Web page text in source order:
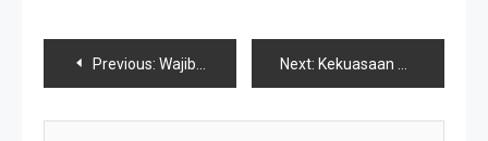
Navigasi
pos
Previous: Wajib Gandeng UMKM Lokal, Rahasia Perka OIKN 2/2026 Ini Untungkan Warga Next: Kekuasaan Daun Pisang dan Amuk Kuda Lumping